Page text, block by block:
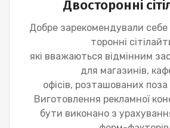
Двосторонні
Добре зарекомендували себе
торонні
які вважаються відмінним
для магазинів,
офісів, розташованих поза
Виготовлення рекламної
бути виконано з